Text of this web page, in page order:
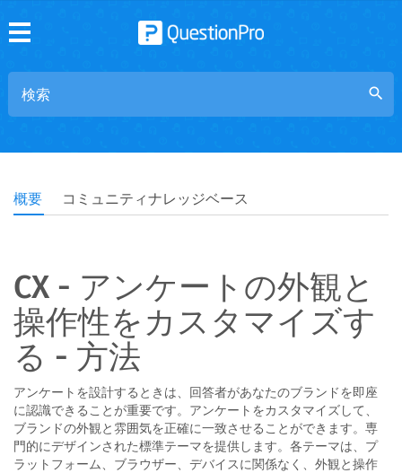
search
概要 コミュニティナレッジベース
CX - アンケートの外観と
操作性をカスタマイズす
る - 方法
アンケートを設計するときは、回答者があなたのブランドを即座
に認識できることが重要です。アンケートをカスタマイズして、
ブランドの外観と雰囲気を正確に一致させることができます。専
門的にデザインされた標準テーマを提供します。各テーマは、プ
ラットフォーム、ブラウザー、デバイスに関係なく、外観と操作